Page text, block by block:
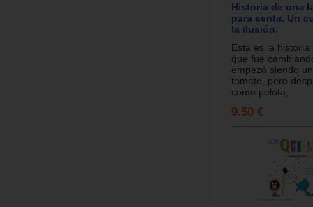
Historia de una
para sentir. Un
la ilusión.
Esta es la historia
que fue
empezó siendo
tomate, pero
como pelota,...
9.50 €